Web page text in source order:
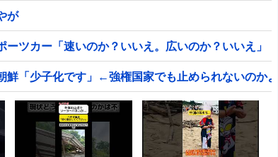
が
ツカー「速いのか？いいえ。広いのか？いいえ」
「少子化です」←強権国家でも止められないのかよ